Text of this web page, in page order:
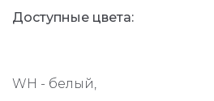
Доступные цвета:
WH - белый,